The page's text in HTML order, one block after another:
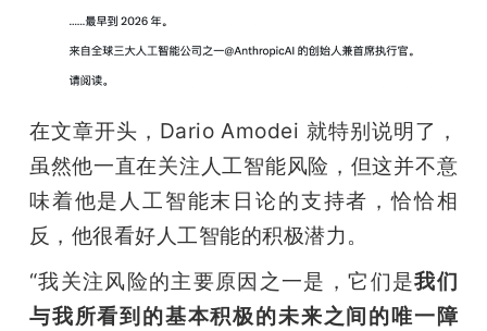
爱
搞
在文章开头，Dario Amodei 就特别说明了，
虽然他一直在关注人工智能风险，但这并不意
味着他是人工智能末日论的支持者，恰恰相
反，他很看好人工智能的积极潜力。
“我关注风险的主要原因之一是，它们是我们
与我所看到的基本积极的未来之间的唯一障